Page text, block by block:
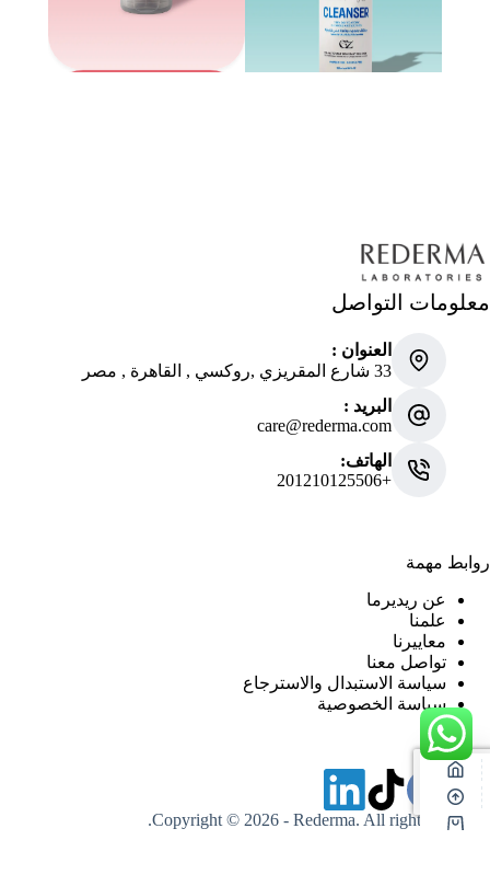
معلومات التواصل
العنوان :
33 شارع المقريزي ,روكسي , القاهرة , مصر
البريد :
care@rederma.com
الهاتف:
+201210125506
روابط مهمة
عن ريديرما
علمنا
معاييرنا
تواصل معنا
سياسة الاستبدال والاسترجاع
سياسة الخصوصية
Copyright © 2026 - Rederma. All rights reserved.